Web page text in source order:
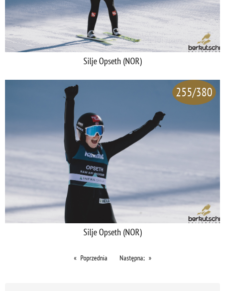
Silje Opseth (NOR)
255/380
Silje Opseth (NOR)
Poprzednia Następna;